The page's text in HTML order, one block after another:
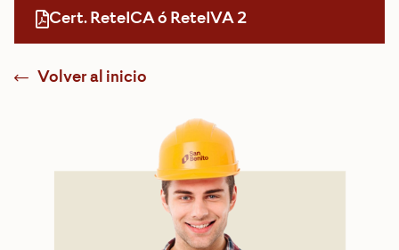
Cert. ReteICA ó ReteIVA 2
Volver al inicio